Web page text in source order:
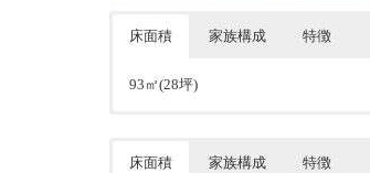
床面積 家族構成 特徴
93㎡(28坪)
床面積 家族構成 特徴